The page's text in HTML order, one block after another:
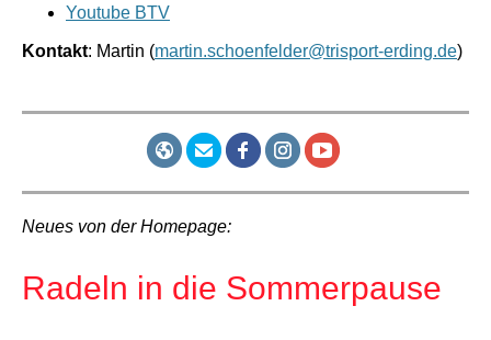
Youtube BTV
Kontakt: Martin (martin.schoenfelder@trisport-erding.de)
Neues von der Homepage:
Radeln in die Sommerpause